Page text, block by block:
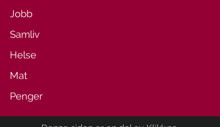
Jobb
Samliv
Helse
Mat
Penger